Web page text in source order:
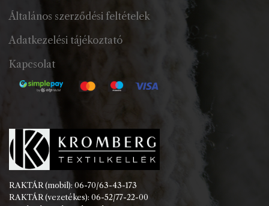
Általános szerződési feltételek
Adatkezelési tájékoztató
Kapcsolat
RAKTÁR (mobil): 06-70/63-43-173
RAKTÁR (vezetékes): 06-52/77-22-00